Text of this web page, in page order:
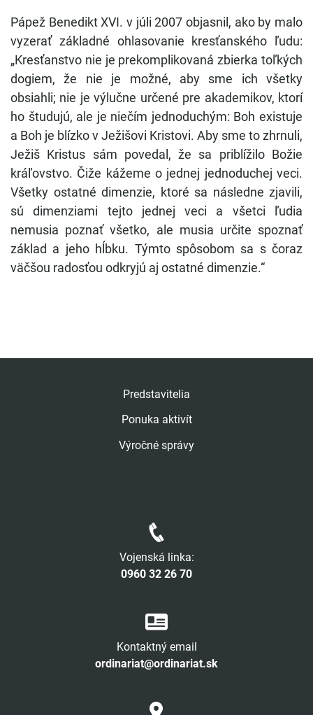
Pápež Benedikt XVI. v júli 2007 objasnil, ako by malo
vyzerať základné ohlasovanie kresťanského ľudu:
„Kresťanstvo nie je prekomplikovaná zbierka toľkých
dogiem, že nie je možné, aby sme ich všetky
obsiahli; nie je výlučne určené pre akademikov, ktorí
ho študujú, ale je niečím jednoduchým: Boh existuje
a Boh je blízko v Ježišovi Kristovi. Aby sme to zhrnuli,
Ježiš Kristus sám povedal, že sa priblížilo Božie
kráľovstvo. Čiže kážeme o jednej jednoduchej veci.
Všetky ostatné dimenzie, ktoré sa následne zjavili,
sú dimenziami tejto jednej veci a všetci ľudia
nemusia poznať všetko, ale musia určite spoznať
základ a jeho hĺbku. Týmto spôsobom sa s čoraz
väčšou radosťou odkryjú aj ostatné dimenzie.“
Predstavitelia
Ponuka aktivít
Výročné správy
Vojenská linka:
0960 32 26 70
Kontaktný email
ordinariat@ordinariat.sk